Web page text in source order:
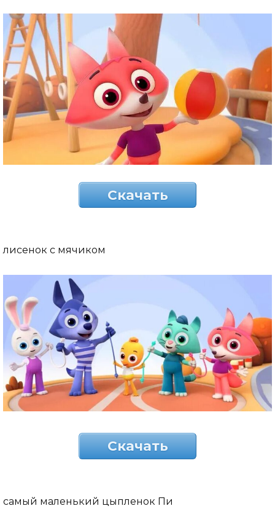
Скачать
лисенок с мячиком
Скачать
самый маленький цыпленок Пи